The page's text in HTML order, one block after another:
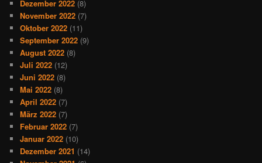
Dezember 2022 (8)
November 2022 (7)
Oktober 2022 (11)
September 2022 (9)
August 2022 (8)
Juli 2022 (12)
Juni 2022 (8)
Mai 2022 (8)
April 2022 (7)
März 2022 (7)
Februar 2022 (7)
Januar 2022 (10)
Dezember 2021 (14)